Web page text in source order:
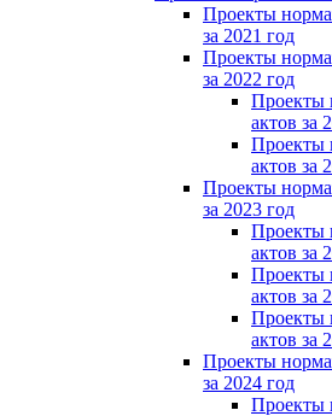
Проекты
за 2021 год
Проекты
за 2022 год
Проекты
актов за
Проекты
актов за
Проекты
за 2023 год
Проекты
актов за
Проекты
актов за
Проекты
актов за
Проекты
за 2024 год
Проекты